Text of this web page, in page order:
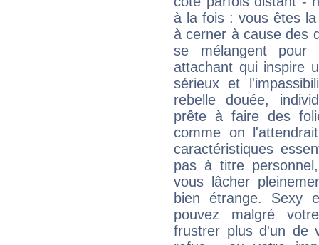
à la fois : vous êtes
à cerner à cause des
se mélangent
attachant qui inspire
sérieux et
rebelle douée,
prête à faire des
comme on
caractéristiques
pas à titre
vous lâcher
bien étrange. Sexy
pouvez malgré
frustrer plus d'un de